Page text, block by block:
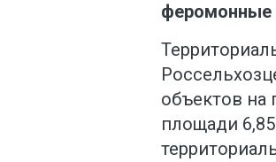
феромонные
объектов на
площади